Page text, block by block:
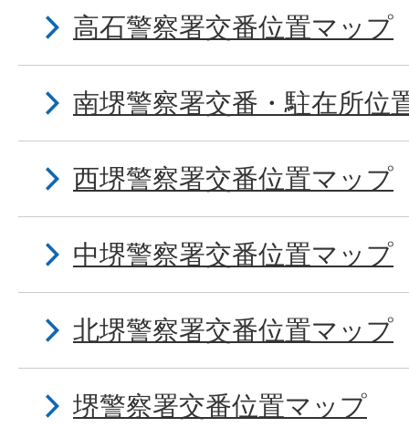
高石警察署交番位置マップ
南堺警察署交番・駐在所位
西堺警察署交番位置マップ
中堺警察署交番位置マップ
北堺警察署交番位置マップ
堺警察署交番位置マップ